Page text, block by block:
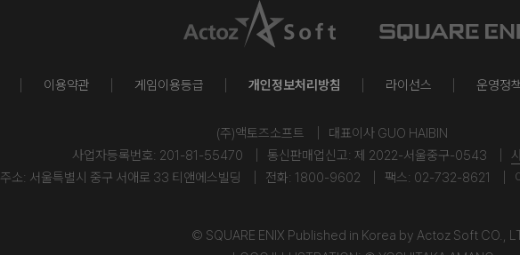
이용약관 게임이용등급 개인정보처리방침 라이선스 운영정
(주)액토즈소프트
대표이사 GUO HAIBIN
사업자등록번호: 201-81-55470
통신판매업신고: 제 2022-서울중구-0543
주소: 서울특별시 중구 서애로 33 티앤에스빌딩
전화: 1800-9602 팩스: 02-732-8621
© SQUARE ENIX Published in Korea by Actoz Soft CO.,